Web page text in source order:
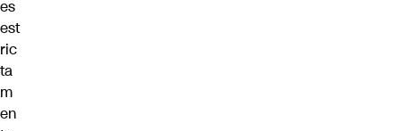
es
est
ric
ta
m
en